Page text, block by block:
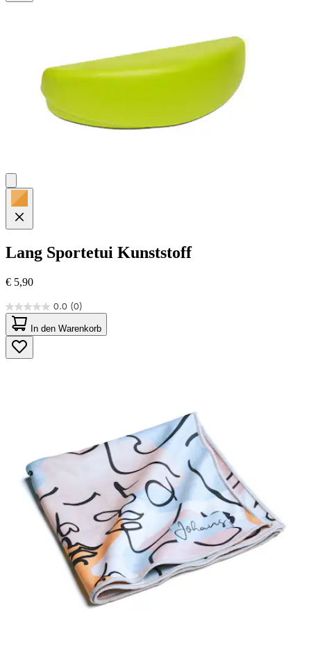
Lang Sportetui Kunststoff
€ 5,90
0.0 (0)
0.0
von
5
Sternen.
In den Warenkorb